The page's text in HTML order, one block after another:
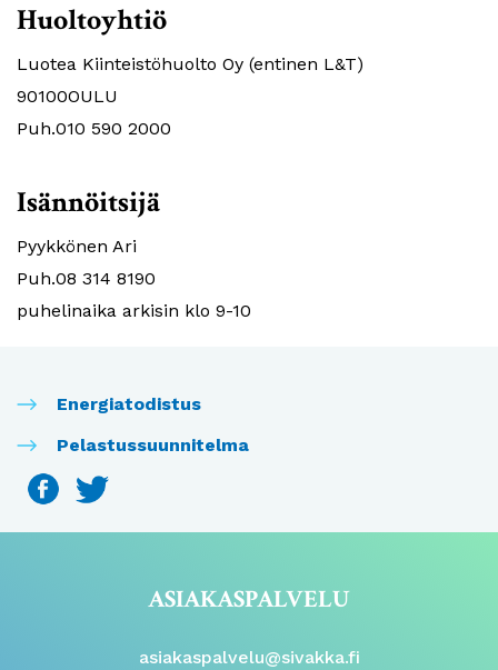
Huoltoyhtiö
Luotea Kiinteistöhuolto Oy (entinen L&T)
90100OULU
Puh.010 590 2000
Isännöitsijä
Pyykkönen Ari
Puh.08 314 8190
puhelinaika arkisin klo 9-10
Energiatodistus
Pelastussuunnitelma
ASIAKASPALVELU
asiakaspalvelu@sivakka.fi